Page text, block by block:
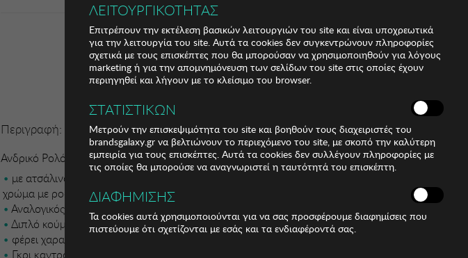
Περιγραφή:
Ανδρικό Ρολόι Breeze
με ατσάλινο μπρασελέ με ματ επιμετάλλωση σε λευκό χρώμα Ατσάλι κάσα σε λευκό
χρώμα με ροζ χρυσή στεφάνι
Αναλογικός μηχανισμός Quartz ακριβείας
Διπλό κούμπωμα ασφαλείας ειδικού τύπου
φέρει χαραγμένο το λογότυπο
Γκρι καντράν με έξτρα εσωτερική στεφάνη στο ίδιο χρώμα ενδείξεις ημέρας
ΛΕΙΤΟΥΡΓΙΚΟΤΗΤΑΣ
Επιτρέπουν την εκτέλεση βασικών λειτουργιών του site και είναι υποχρεωτικά
για την λειτουργία του site. Αυτά τα cookies δεν συγκεντρώνουν πληροφορίες
σχετικά με τους επισκέπτες που θα μπορούσαν να χρησιμοποιηθούν για λόγους
marketing ή για την απομνημόνευση των σελίδων του site στις οποίες έχουν
περιηγηθεί και λήγουν με το κλείσιμο του browser.
ΣΤΑΤΙΣΤΙΚΩΝ
Μετρούν την επισκεψιμότητα του site και βοηθούν τους διαχειριστές του
brandsgalaxy.gr να βελτιώνουν το περιεχόμενο του site, με σκοπό την καλύτερη
εμπειρία για τους επισκέπτες. Αυτά τα cookies δεν συλλέγουν πληροφορίες με
τις οποίες θα μπορούσε να αναγνωριστεί η ταυτότητά του επισκέπτη.
ΔΙΑΦΗΜΙΣΗΣ
Τα cookies αυτά χρησιμοποιούνται για να σας προσφέρουμε διαφημίσεις που
πιστεύουμε ότι σχετίζονται με εσάς και τα ενδιαφέροντά σας.